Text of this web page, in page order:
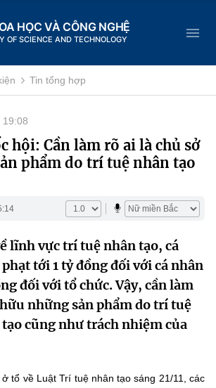
HỌC VÀ CÔNG NGHỆ
OF SCIENCE AND TECHNOLOGY
Công nghệ
nghệ
Tin tổng hợp
19:08
hội: Cần làm rõ ai là chủ sở
phẩm do trí tuệ nhân tạo
lĩnh vực trí tuệ nhân tạo, cá
tới 1 tỷ đồng đối với cá nhân
đối với tổ chức. Vậy, cần làm
những sản phẩm do trí tuệ
cũng như trách nhiệm của
tổ về Luật Trí tuệ nhân tạo sáng 21/11, các